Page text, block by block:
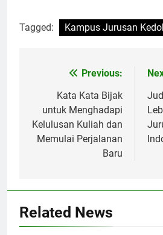
Tagged: Kampus Jurusan
navigation
Previous:
Kata Kata Bijak
untuk Menghadapi
Kelulusan Kuliah dan
Memulai Perjalanan
Baru
Related News